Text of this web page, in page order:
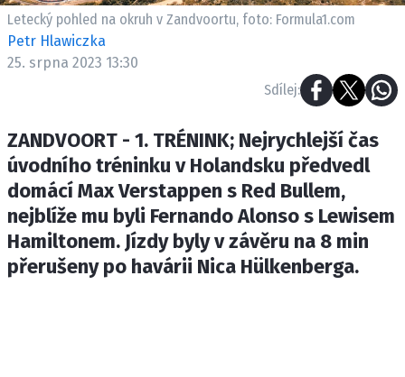
ETICKÝ KODEX
VYDAVATEL
INZERCE
OSOBNÍ ÚDAJE / COOKIES
Provozovatelem serveru
INCORP MEDIA GROUP s.r.o., IČ: 118
Letecký pohled na okruh v Zandvoortu, foto: Formula1.com
Petr Hlawiczka
25. srpna 2023 13:30
Sdílej:
ZANDVOORT - 1. TRÉNINK; Nejrychlejší čas
úvodního tréninku v Holandsku předvedl
domácí Max Verstappen s Red Bullem,
nejblíže mu byli Fernando Alonso s Lewisem
Hamiltonem. Jízdy byly v závěru na 8 min
přerušeny po havárii Nica Hülkenberga.